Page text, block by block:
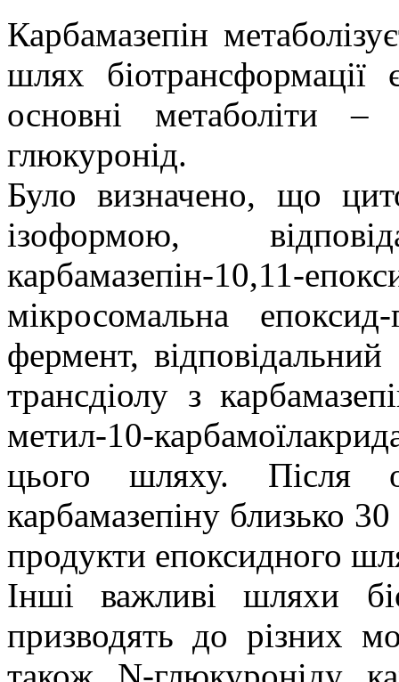
Карбамазепін
шлях
основні метаболіти –
глюкуронід.
Було визначено, що
ізоформою,
карбамазепін-10,11-
мікросомальна
фермент,
трансдіолу з
метил-10-
цього шляху. Після
карбамазепіну близько 30
продукти епоксидного
Інші важливі шляхи
призводять до різних